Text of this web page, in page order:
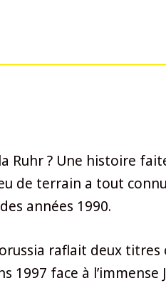
Ruhr ? Une histoire
de terrain a tout
années 1990.
raflait deux titres
1997 face à